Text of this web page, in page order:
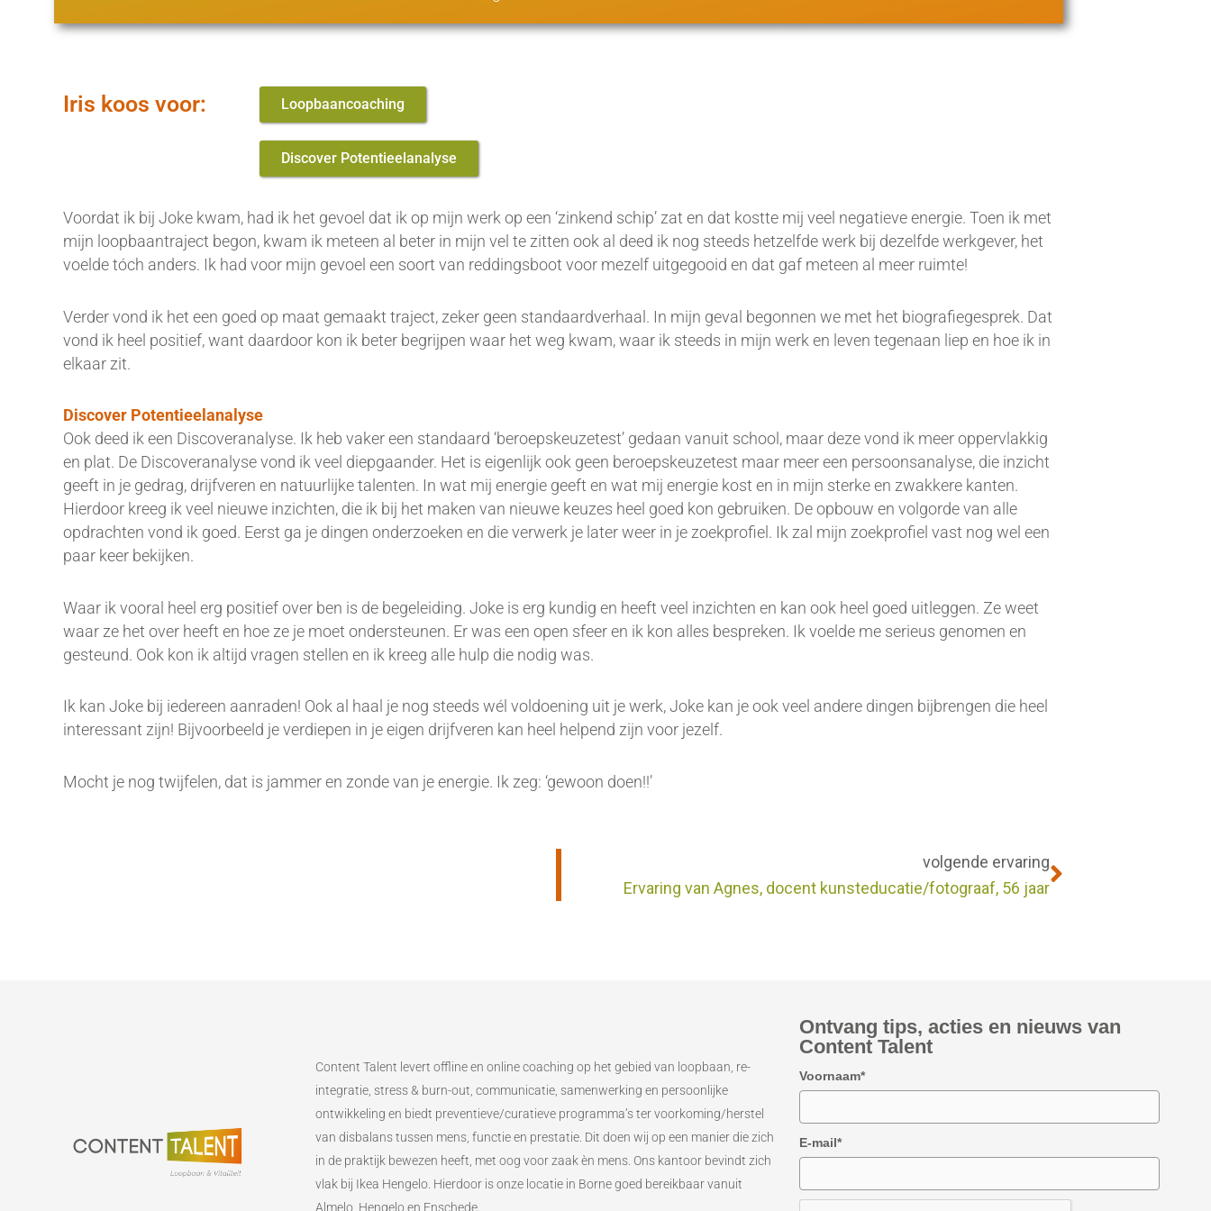
Iris koos voor: Loopbaancoaching
Discover Potentieelanalyse
Voordat ik bij Joke kwam, had ik het gevoel dat ik op mijn werk op een ‘zinkend schip’ zat en dat kostte mij veel negatieve energie. Toen ik met
mijn loopbaantraject begon, kwam ik meteen al beter in mijn vel te zitten ook al deed ik nog steeds hetzelfde werk bij dezelfde werkgever, het
voelde tóch anders. Ik had voor mijn gevoel een soort van reddingsboot voor mezelf uitgegooid en dat gaf meteen al meer ruimte!
Verder vond ik het een goed op maat gemaakt traject, zeker geen standaardverhaal. In mijn geval begonnen we met het biografiegesprek. Dat
vond ik heel positief, want daardoor kon ik beter begrijpen waar het weg kwam, waar ik steeds in mijn werk en leven tegenaan liep en hoe ik in
elkaar zit.
Discover Potentieelanalyse
Ook deed ik een Discoveranalyse. Ik heb vaker een standaard ‘beroepskeuzetest’ gedaan vanuit school, maar deze vond ik meer oppervlakkig
en plat. De Discoveranalyse vond ik veel diepgaander. Het is eigenlijk ook geen beroepskeuzetest maar meer een persoonsanalyse, die inzicht
geeft in je gedrag, drijfveren en natuurlijke talenten. In wat mij energie geeft en wat mij energie kost en in mijn sterke en zwakkere kanten.
Hierdoor kreeg ik veel nieuwe inzichten, die ik bij het maken van nieuwe keuzes heel goed kon gebruiken. De opbouw en volgorde van alle
opdrachten vond ik goed. Eerst ga je dingen onderzoeken en die verwerk je later weer in je zoekprofiel. Ik zal mijn zoekprofiel vast nog wel een
paar keer bekijken.
Waar ik vooral heel erg positief over ben is de begeleiding. Joke is erg kundig en heeft veel inzichten en kan ook heel goed uitleggen. Ze weet
waar ze het over heeft en hoe ze je moet ondersteunen. Er was een open sfeer en ik kon alles bespreken. Ik voelde me serieus genomen en
gesteund. Ook kon ik altijd vragen stellen en ik kreeg alle hulp die nodig was.
Ik kan Joke bij iedereen aanraden! Ook al haal je nog steeds wél voldoening uit je werk, Joke kan je ook veel andere dingen bijbrengen die heel
interessant zijn! Bijvoorbeeld je verdiepen in je eigen drijfveren kan heel helpend zijn voor jezelf.
Mocht je nog twijfelen, dat is jammer en zonde van je energie. Ik zeg: ‘gewoon doen!!’
volgende ervaring
Ervaring van Agnes, docent kunsteducatie/fotograaf, 56 jaar
Volgende
Content Talent levert offline en online coaching op het gebied van loopbaan, re-
integratie, stress & burn-out, communicatie, samenwerking en persoonlijke
ontwikkeling en biedt preventieve/curatieve programma’s ter voorkoming/herstel
van disbalans tussen mens, functie en prestatie. Dit doen wij op een manier die zich
in de praktijk bewezen heeft, met oog voor zaak èn mens. Ons kantoor bevindt zich
vlak bij Ikea Hengelo. Hierdoor is onze locatie in Borne goed bereikbaar vanuit
Almelo, Hengelo en Enschede.
Ontvang tips, acties en nieuws van
Content Talent
Voornaam*
E-mail*